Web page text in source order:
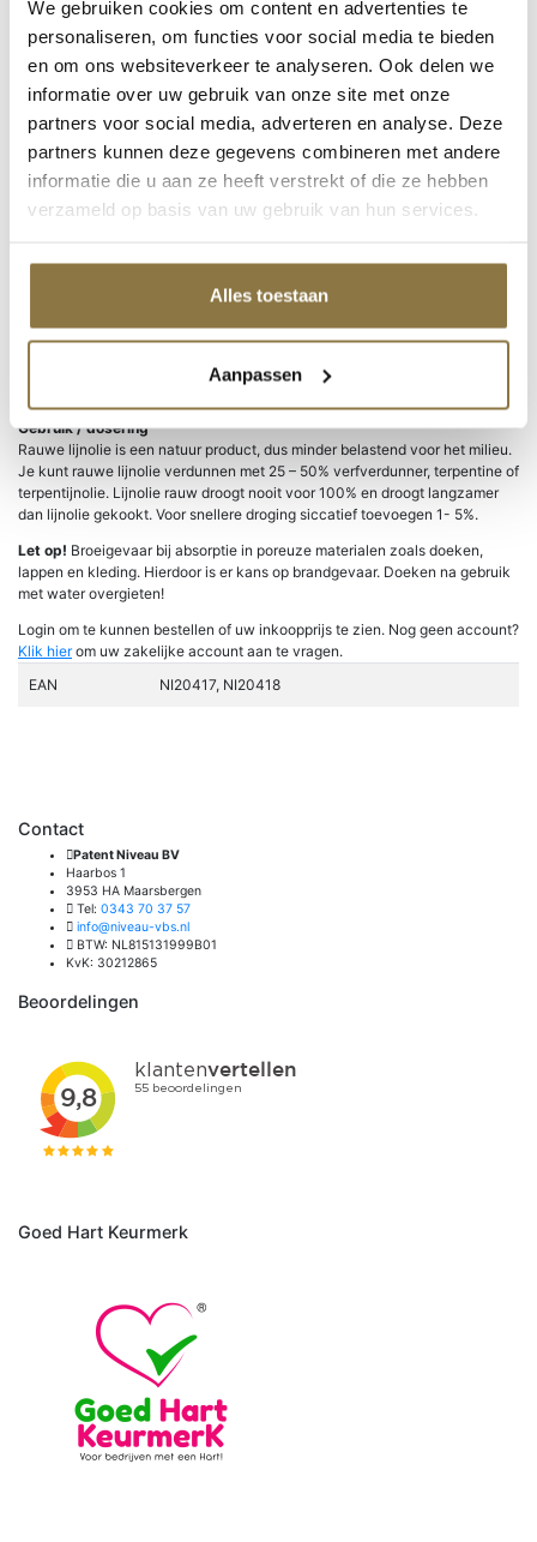
We gebruiken cookies om content en advertenties te
personaliseren, om functies voor social media te bieden
en om ons websiteverkeer te analyseren. Ook delen we
informatie over uw gebruik van onze site met onze
partners voor social media, adverteren en analyse. Deze
partners kunnen deze gegevens combineren met andere
informatie die u aan ze heeft verstrekt of die ze hebben
verzameld op basis van uw gebruik van hun services.
Alles toestaan
Aanpassen
Producten van Zinsser
Productcategorieën
reinigers/ Lijnolie Rauw
Veiligheidsblad Downloaden
Lijnolie Rauw
Rauwe lijnolie is geschikt voor het impregneren van hout en voor het
Gebruik / dosering
Rauwe lijnolie is een natuur product, dus minder belastend voor het milieu.
Je kunt rauwe lijnolie verdunnen met 25 – 50% verfverdunner, terpentine of
terpentijnolie. Lijnolie rauw droogt nooit voor 100% en droogt langzamer
dan lijnolie gekookt. Voor snellere droging siccatief toevoegen 1- 5%.
Let op! Broeigevaar bij absorptie in poreuze materialen zoals doeken,
lappen en kleding. Hierdoor is er kans op brandgevaar. Doeken na gebruik
met water overgieten!
Login om te kunnen bestellen of uw inkoopprijs te zien. Nog geen account?
Klik hierom uw zakelijke account aan te vragen.
EAN
NI20417, NI20418
Contact
Patent Niveau BV
Haarbos 1
3953 HA Maarsbergen
Tel: 0343 70 37 57
info@niveau-vbs.nl
BTW: NL815131999B01
KvK: 30212865
Beoordelingen
Goed Hart Keurmerk